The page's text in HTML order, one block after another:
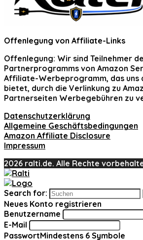
Offenlegung von Affiliate-Links
Offenlegung: Wir sind Teilnehmer
Partnerprogramms von Amazon
Affiliate-Werbeprogramm, das uns
bietet, durch die Verlinkung zu
Partnerseiten Werbegebühren zu
Datenschutzerklärung
Allgemeine Geschäftsbedingungen
Amazon Affiliate Disclosure
Impressum
2026 ralti.de. Alle Rechte
Search for:
Neues Konto registrieren
Benutzername
E-Mail
PasswortMindestens 6 Symbole